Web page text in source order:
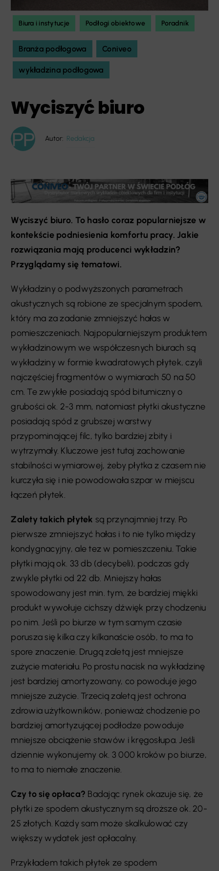
Biura i instytucje Podłogi obiektowe Poradnik
Branża podłogowa Coniveo
wykładzina podłogowa
Wyciszyć biuro
Autor: Redakcja
Wyciszyć biuro. To hasło coraz popularniejsze w
kontekście podniesienia komfortu pracy. Jakie
rozwiązania mają producenci wykładzin?
Przyglądamy się tematowi.
Wykładziny o podwyższonych parametrach
akustycznych są robione ze specjalnym spodem,
który ma za zadanie zmniejszyć hałas w
pomieszczeniach. Najpopularniejszym produktem
wykładzinowym we współczesnych biurach są
wykładziny w formie kwadratowych płytek, czyli
najczęściej fragmentów o wymiarach 50 na 50
cm. Te zwykłe posiadają spód bitumiczny o
grubości ok. 2-3 mm, natomiast płytki akustyczne
posiadają spód z grubszej warstwy
przypominającej filc, tylko bardziej zbity i
wytrzymały. Kluczowe jest tutaj zachowanie
stabilności wymiarowej, żeby płytka z czasem nie
kurczyła się i nie powodowała szpar w miejscu
łączeń płytek.
Zalety takich płytek są przynajmniej trzy. Po
pierwsze zmniejszyć hałas i to nie tylko między
kondygnacyjny, ale tez w pomieszczeniu. Takie
płytki mają ok. 33 db (decybeli), podczas gdy
zwykle płytki od 22 db. Mniejszy hałas
spowodowany jest min. tym, że bardziej miękki
produkt wywołuje cichszy dźwięk przy chodzeniu
po nim. Jeśli po biurze w tym samym czasie
porusza się kilka czy kilkanaście osób, to ma to
spore znaczenie. Drugą zaletą jest mniejsze
zużycie materiału. Po prostu nacisk na wykładzinę
jest bardziej amortyzowany, co powoduje jego
mniejsze zużycie. Trzecią zaletą jest ochrona
zdrowia użytkowników, ponieważ chodzenie po
bardziej amortyzującej podłodze powoduje
mniejsze obciążenie stawów i kręgosłupa. Jeśli
dziennie wykonujemy ok. 3 000 kroków po biurze,
to ma to niemałe znaczenie.
Czy to się opłaca? Badając rynek okazuje się, że
płytki ze spodem akustycznym są droższe ok. 20-
25 złotych. Każdy sam może skalkulować czy
większy wydatek jest opłacalny.
Przykładem takich płytek ze spodem